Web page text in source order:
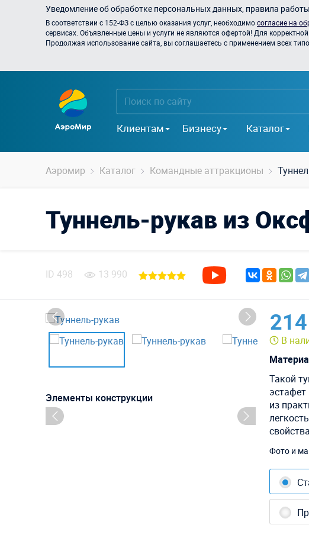
Уведомление об обработке персональных данных, правила
В соответствии с 152-ФЗ с целью оказания услуг, необходимосогласие на
сервисах. Объявленные цены и услуги не являются офертой! Для
Продолжая использование сайта, вы соглашаетесь с применением всех
Клиентам Бизнесу Каталог
Аэромир Каталог Командные аттракционы
Туннель-рукав из
ID 498 13 990
Элементы конструкции
В
Такой
из
Фото и